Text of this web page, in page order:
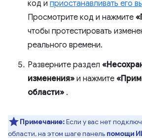
код и приостанавливать его
Просмотрите код и нажмите
чтобы протестировать
реального времени.
Разверните раздел
изменения» и нажмите
области» .
Примечание:Если у вас нет
области, на этом шаге панель помощи